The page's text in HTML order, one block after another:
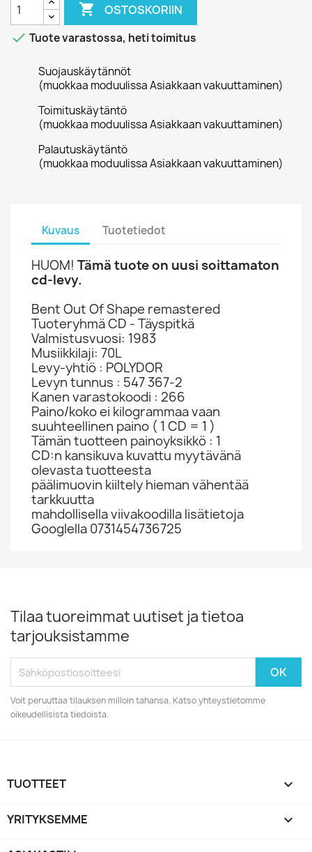
 OSTOSKORIIN
 Tuote varastossa, heti toimitus
Suojauskäytännöt
(muokkaa moduulissa Asiakkaan vakuuttaminen)
Toimituskäytäntö
(muokkaa moduulissa Asiakkaan vakuuttaminen)
Palautuskäytäntö
(muokkaa moduulissa Asiakkaan vakuuttaminen)
Kuvaus Tuotetiedot
HUOM! Tämä tuote on uusi soittamaton
cd-levy.
Bent Out Of Shape remastered
Tuoteryhmä CD - Täyspitkä
Valmistusvuosi: 1983
Musiikkilaji: 70L
Levy-yhtiö : POLYDOR
Levyn tunnus : 547 367-2
Kanen varastokoodi : 266
Paino/koko ei kilogrammaa vaan
suuhteellinen paino ( 1 CD = 1 )
Tämän tuotteen painoyksikkö : 1
CD:n kansikuva kuvattu myytävänä
olevasta tuotteesta
päälimuovin kiiltely hieman vähentää
tarkkuutta
mahdollisella viivakoodilla lisätietoja
Googlella 0731454736725
Tilaa tuoreimmat uutiset ja tietoa
tarjouksistamme
Voit peruuttaa tilauksen milloin tahansa. Katso yhteystietomme
oikeudellisista tiedoista.
TUOTTEET 
YRITYKSEMME 